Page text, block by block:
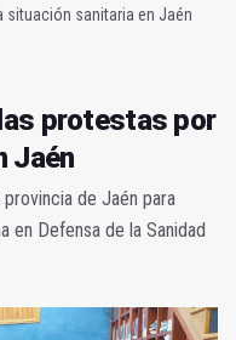
situación sanitaria en Jaén
protestas por
Jaén
de Jaén para
en Defensa de la Sanidad